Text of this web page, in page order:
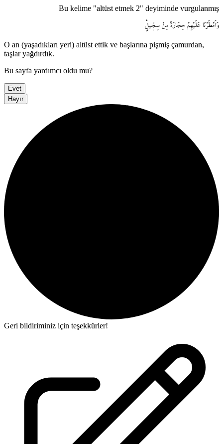
Bu kelime "altüst etmek 2" deyiminde vurgulanmış
وَاَمْطَرْنَا عَلَيْهِمْ حِجَارَةً مِنْ سِجّ۪يلٍۜ
O an (yaşadıkları yeri) altüst ettik ve başlarına pişmiş çamurdan,
taşlar yağdırdık.
Bu sayfa yardımcı oldu mu?
Evet
Hayır
Geri bildiriminiz için teşekkürler!